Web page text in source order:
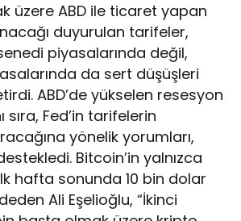
üzere ABD ile ticaret yapan
duyurulan tarifeler,
piyasalarında değil,
da sert düşüşleri
ABD’de yükselen resesyon
sıra, Fed’in tarifelerin
yönelik yorumları,
Bitcoin’in yalnızca
hafta sonunda 10 bin dolar
Ali Eşelioğlu, “İkinci